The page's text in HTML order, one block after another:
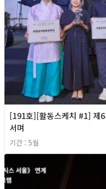
[191호][활동스케치 #1] 제6
서며
기간 : 5월